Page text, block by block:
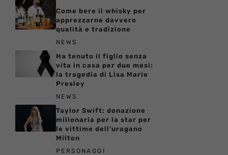
Come bere il whisky per
apprezzarne davvero
qualità e tradizione
NEWS
Ha tenuto il figlio senza
vita in casa per due mesi:
la tragedia di Lisa Marie
Presley
NEWS
Taylor Swift: donazione
milionaria per la star per
le vittime dell’uragano
Milton
PERSONAGGI